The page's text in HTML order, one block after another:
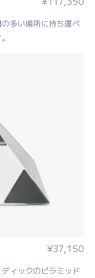
多い場所に持ち運べ
¥37,150
ィックのピラミッド